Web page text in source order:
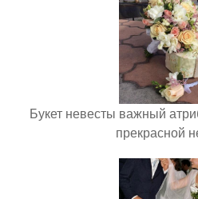
Букет невесты важный
прекрасной